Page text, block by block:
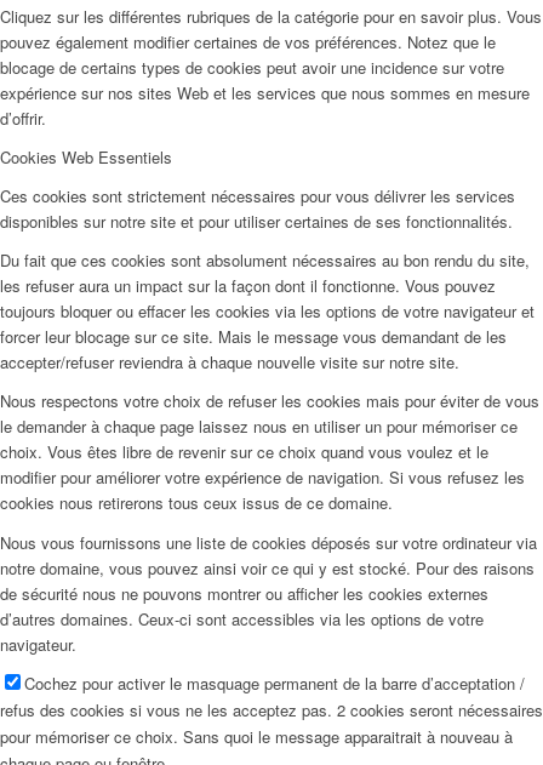
Cliquez sur les différentes rubriques de la catégorie pour en savoir plus. Vous
pouvez également modifier certaines de vos préférences. Notez que le
blocage de certains types de cookies peut avoir une incidence sur votre
expérience sur nos sites Web et les services que nous sommes en mesure
d’offrir.
Cookies Web Essentiels
Ces cookies sont strictement nécessaires pour vous délivrer les services
disponibles sur notre site et pour utiliser certaines de ses fonctionnalités.
Du fait que ces cookies sont absolument nécessaires au bon rendu du site,
les refuser aura un impact sur la façon dont il fonctionne. Vous pouvez
toujours bloquer ou effacer les cookies via les options de votre navigateur et
forcer leur blocage sur ce site. Mais le message vous demandant de les
accepter/refuser reviendra à chaque nouvelle visite sur notre site.
Nous respectons votre choix de refuser les cookies mais pour éviter de vous
le demander à chaque page laissez nous en utiliser un pour mémoriser ce
choix. Vous êtes libre de revenir sur ce choix quand vous voulez et le
modifier pour améliorer votre expérience de navigation. Si vous refusez les
cookies nous retirerons tous ceux issus de ce domaine.
Nous vous fournissons une liste de cookies déposés sur votre ordinateur via
notre domaine, vous pouvez ainsi voir ce qui y est stocké. Pour des raisons
de sécurité nous ne pouvons montrer ou afficher les cookies externes
d’autres domaines. Ceux-ci sont accessibles via les options de votre
navigateur.
Cochez pour activer le masquage permanent de la barre d’acceptation /
refus des cookies si vous ne les acceptez pas. 2 cookies seront nécessaires
pour mémoriser ce choix. Sans quoi le message apparaitrait à nouveau à